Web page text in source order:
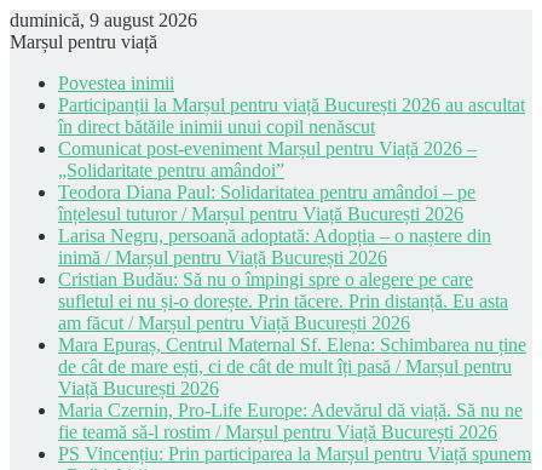
duminică, 9 august 2026
Marșul pentru viață
Povestea inimii
Participanții la Marșul pentru viață București 2026 au ascultat
în direct bătăile inimii unui copil nenăscut
Comunicat post-eveniment Marșul pentru Viață 2026 –
„Solidaritate pentru amândoi”
Teodora Diana Paul: Solidaritatea pentru amândoi – pe
înțelesul tuturor / Marșul pentru Viață București 2026
Larisa Negru, persoană adoptată: Adopția – o naștere din
inimă / Marșul pentru Viață București 2026
Cristian Budău: Să nu o împingi spre o alegere pe care
sufletul ei nu și-o dorește. Prin tăcere. Prin distanță. Eu asta
am făcut / Marșul pentru Viață București 2026
Mara Epuraș, Centrul Maternal Sf. Elena: Schimbarea nu ține
de cât de mare ești, ci de cât de mult îți pasă / Marșul pentru
Viață București 2026
Maria Czernin, Pro-Life Europe: Adevărul dă viață. Să nu ne
fie teamă să-l rostim / Marșul pentru Viață București 2026
PS Vincențiu: Prin participarea la Marșul pentru Viață spunem